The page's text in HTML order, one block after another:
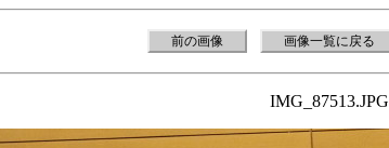
前の画像 画像一覧に戻る
IMG_87513.JPG